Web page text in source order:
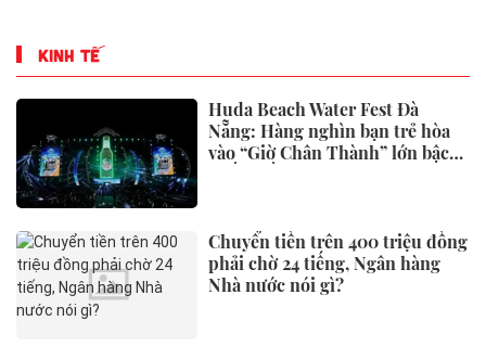
KINH TẾ
Huda Beach Water Fest Đà
Nẵng: Hàng nghìn bạn trẻ hòa
vào “Giờ Chân Thành” lớn bậc
Chuyển tiền trên 400 triệu đồng
phải chờ 24 tiếng, Ngân hàng
Nhà nước nói gì?